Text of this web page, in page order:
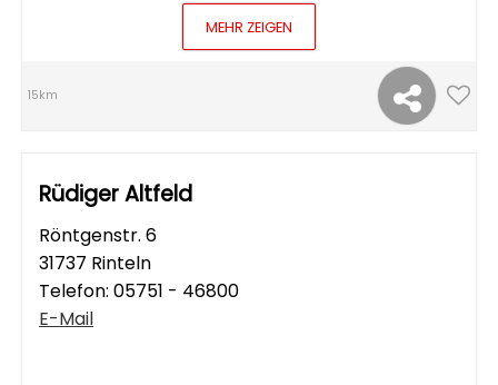
MEHR ZEIGEN
15km
Rüdiger Altfeld
Röntgenstr. 6
31737 Rinteln
Telefon: 05751 - 46800
E-Mail